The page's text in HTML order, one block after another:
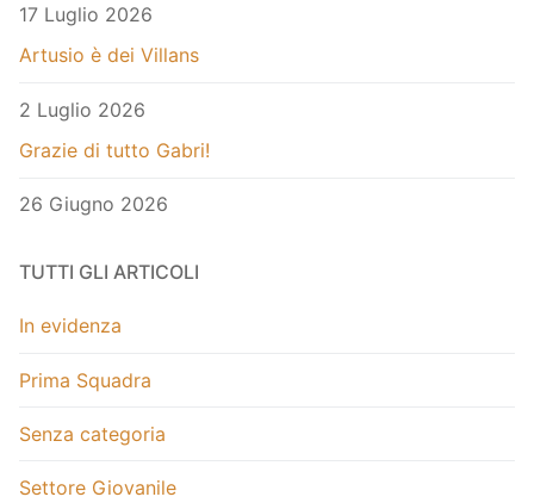
17 Luglio 2026
Artusio è dei Villans
2 Luglio 2026
Grazie di tutto Gabri!
26 Giugno 2026
TUTTI GLI ARTICOLI
In evidenza
Prima Squadra
Senza categoria
Settore Giovanile